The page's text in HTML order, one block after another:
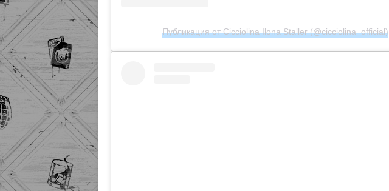
Публикация от Cicciolina Ilona Staller (@cicciolina_official)